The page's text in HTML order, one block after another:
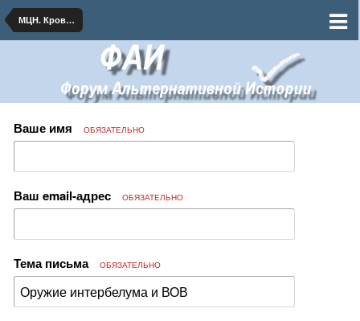
МЦН. Кровавый февраль
Ваше имя ОБЯЗАТЕЛЬНО
Ваш email-адрес ОБЯЗАТЕЛЬНО
Тема письма ОБЯЗАТЕЛЬНО